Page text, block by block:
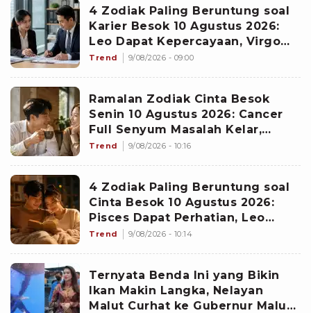
4 Zodiak Paling Beruntung soal
Karier Besok 10 Agustus 2026:
Leo Dapat Kepercayaan, Virgo
Makin Diperhitungkan
Trend 9/08/2026 - 09:00
Ramalan Zodiak Cinta Besok
Senin 10 Agustus 2026: Cancer
Full Senyum Masalah Kelar,
Scorpio Awas Terprovokasi
Trend 9/08/2026 - 10:16
4 Zodiak Paling Beruntung soal
Cinta Besok 10 Agustus 2026:
Pisces Dapat Perhatian, Leo
Makin Dekat dengan Si Dia
Trend 9/08/2026 - 10:14
Ternyata Benda Ini yang Bikin
Ikan Makin Langka, Nelayan
Malut Curhat ke Gubernur Malut